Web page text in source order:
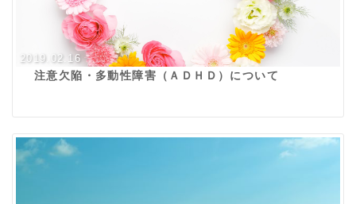
2019.02.16
注意欠陥・多動性障害（ＡＤＨＤ）について